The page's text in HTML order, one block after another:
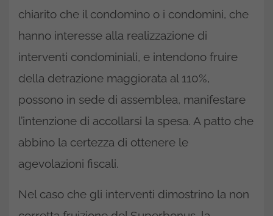
chiarito che il condomino o i condomini, che
hanno interesse alla realizzazione di
interventi condominiali, e intendono fruire
della detrazione maggiorata al 110%,
possono in sede di assemblea, manifestare
l’intenzione di accollarsi la spesa. A patto che
abbino la certezza di ottenere le
agevolazioni fiscali.
Nel caso che gli interventi dimostrino la non